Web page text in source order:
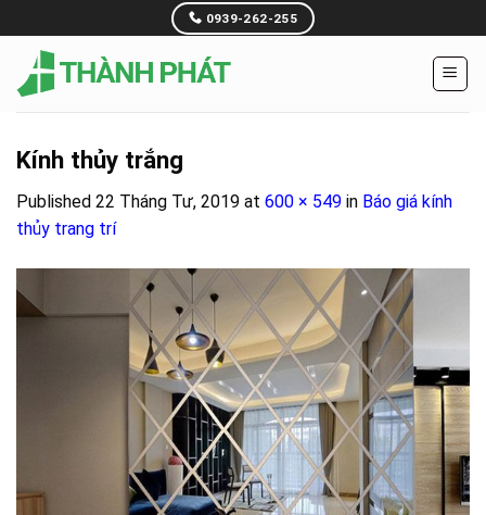
to
content
0939-262-255
Kính thủy trắng
Published 22 Tháng Tư, 2019 at 600 × 549 in Báo giá kính
thủy trang trí